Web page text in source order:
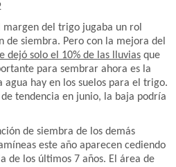
margen del trigo jugaba un rol
de siembra. Pero con la mejora del
dejó solo el 10% de las lluvias que
para sembrar ahora es la
hay en los suelos para el trigo.
de tendencia en junio, la baja podría
de siembra de los demás
este año aparecen cediendo
de los últimos 7 años. El área de